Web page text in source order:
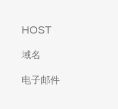
HOST
域名
电子邮件